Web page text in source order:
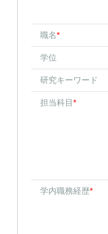
職名*
学位
研究キーワード
担当科目*
学内職務経歴*